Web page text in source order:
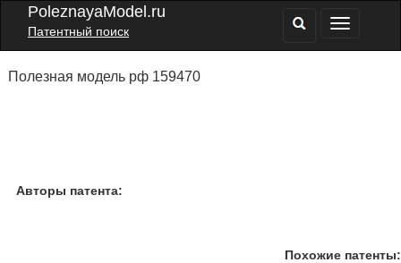
PoleznayaModel.ru
Патентный поиск
Полезная модель рф 159470
Авторы патента:
Похожие патенты: